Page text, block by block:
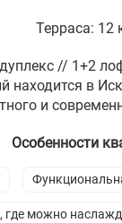
Терраса: 12
// 1+2
в
и
Особенности
можно